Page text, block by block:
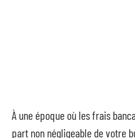
À une époque où les frais
part non négligeable de votre